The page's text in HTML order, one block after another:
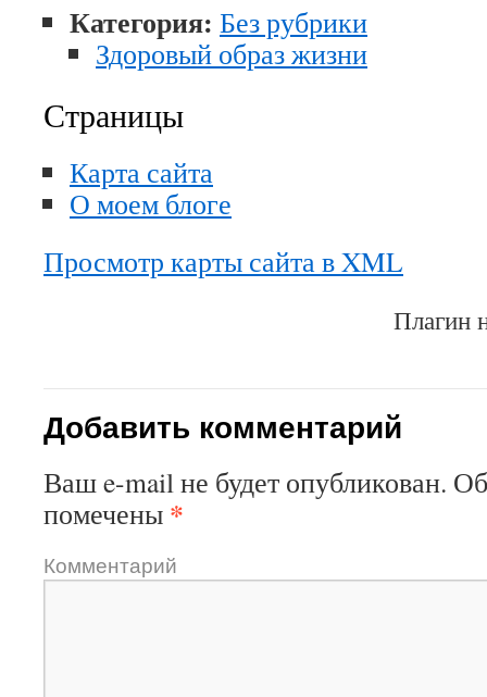
Категория: Без рубрики
Здоровый образ жизни
Страницы
Карта сайта
О моем блоге
Просмотр карты сайта в XML
Плагин
Добавить комментарий
Ваш e-mail не будет опубликован.
помечены *
Комментарий